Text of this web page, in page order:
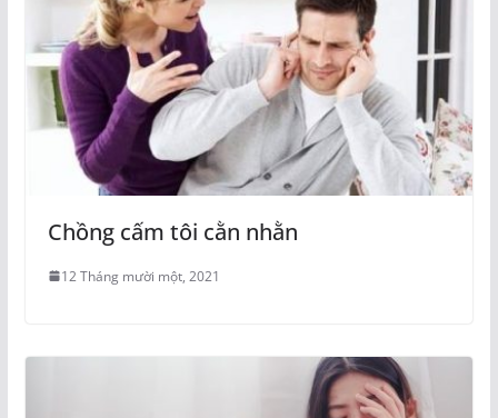
Chồng cấm tôi cằn nhằn
12 Tháng mười một, 2021